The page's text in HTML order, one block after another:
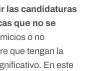
las candidaturas
que no se
o no
que tengan la
En este